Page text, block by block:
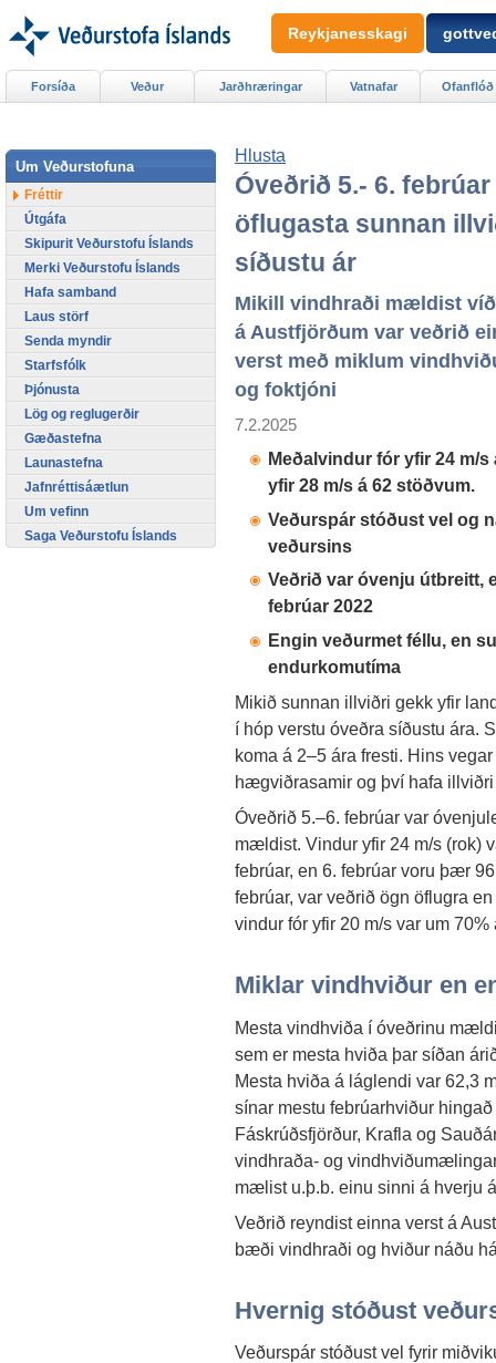
Hlusta
Óveðrið 5.- 6.
öflugasta sunnan
síðustu ár
Mikill vindhraði mældist
á Austfjörðum var veðrið
verst með miklum
og foktjóni
7.2.2025
Meðalvindur fór yfir 24 m/
yfir 28 m/s á 62 stöðvum.
Veðurspár stóðust vel og
veðursins
Veðrið var óvenju útbreitt,
febrúar 2022
Engin veðurmet féllu, en
endurkomutíma
Mikið sunnan illviðri gekk yfir
í hóp verstu óveðra síðustu ára.
koma á 2–5 ára fresti. Hins
hægviðrasamir og því hafa
Óveðrið 5.–6. febrúar var
mældist. Vindur yfir 24 m/s (rok)
febrúar, en 6. febrúar voru þær
febrúar, var veðrið ögn öflugra
vindur fór yfir 20 m/s var um
Miklar vindhviður en
Mesta vindhviða í óveðrinu
sem er mesta hviða þar síðan
Mesta hviða á láglendi var 62,3
sínar mestu febrúarhviður
Fáskrúðsfjörður, Krafla og
vindhraða- og
mælist u.þ.b. einu sinni á hverju
Veðrið reyndist einna verst á
bæði vindhraði og hviður náðu
Hvernig stóðust
Veðurspár stóðust vel fyrir
Forsíða Veður Jarðhræringar Vatnafar Ofanflóð
Um Veðurstofuna
Fréttir
Útgáfa
Skipurit Veðurstofu Íslands
Merki Veðurstofu Íslands
Hafa samband
Laus störf
Senda myndir
Starfsfólk
Þjónusta
Lög og reglugerðir
Gæðastefna
Launastefna
Jafnréttisáætlun
Um vefinn
Saga Veðurstofu Íslands
Reykjanesskagi